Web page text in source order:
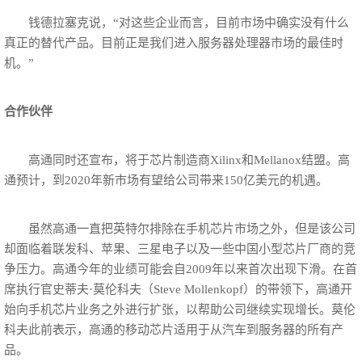
钱德拉塞克说，“对这些企业而言，目前市场中确实没有什么
真正的替代产品。目前正是我们进入服务器处理器市场的最佳时
机。”
合作伙伴
高通同时还宣布，将于芯片制造商Xilinx和Mellanox结盟。高
通预计，到2020年新市场有望给公司带来150亿美元的机遇。
虽然高通一直把英特尔排除在手机芯片市场之外，但是该公司
却面临着联发科、苹果、三星电子以及一些中国小型芯片厂商的竞
争压力。高通今年的业绩可能会自2009年以来首次出现下滑。在首
席执行官史蒂夫·莫伦科夫（Steve Mollenkopf）的带领下，高通开
始向手机芯片业务之外进行扩张，以帮助公司继续实现增长。莫伦
科夫此前表示，高通的移动芯片适用于从汽车到服务器的所有产
品。